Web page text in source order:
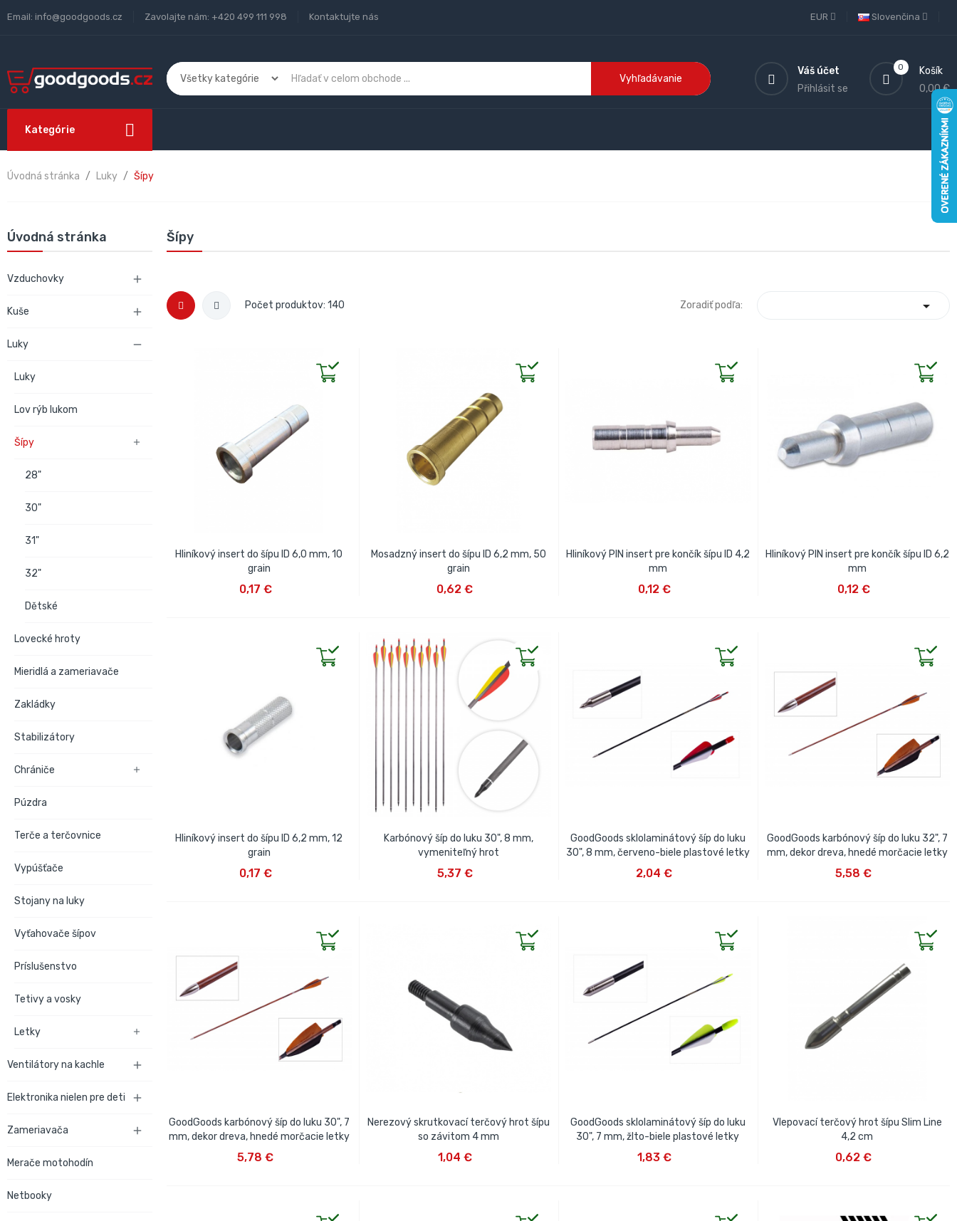
Email: info@goodgoods.cz Zavolajte nám: +420 499 111 998 Kontaktujte nás Slovenčina
EUR
Vyhľadávanie
0
Košík
0,00 €
Váš účet
Přihlásit se
Kategórie
Úvodná stránka Luky Šípy
Úvodná stránka
Vzduchovky 
Kuše 
Luky 
Luky
Lov rýb lukom
Šípy 
28"
30"
31"
32"
Dětské
Lovecké hroty
Mieridlá a zameriavače
Zakládky
Stabilizátory
Chrániče 
Púzdra
Terče a terčovnice
Vypúšťače
Stojany na luky
Vyťahovače šípov
Príslušenstvo
Tetivy a vosky
Letky 
Ventilátory na kachle 
Elektronika nielen pre deti 
Zameriavača 
Merače motohodín
Netbooky
Šípy
Počet produktov: 140 Zoradiť podľa: 
Hliníkový insert do šípu ID 6,0 mm, 10
grain
0,17 €
Mosadzný insert do šípu ID 6,2 mm, 50
grain
0,62 €
Hliníkový PIN insert pre končík šípu ID 4,2
mm
0,12 €
Hliníkový PIN insert pre končík šípu ID 6,2
mm
0,12 €
Hliníkový insert do šípu ID 6,2 mm, 12
grain
0,17 €
Karbónový šíp do luku 30", 8 mm,
vymeniteľný hrot
5,37 €
GoodGoods sklolaminátový šíp do luku
30", 8 mm, červeno-biele plastové letky
2,04 €
GoodGoods karbónový šíp do luku 32", 7
mm, dekor dreva, hnedé morčacie letky
5,58 €
GoodGoods karbónový šíp do luku 30", 7
mm, dekor dreva, hnedé morčacie letky
5,78 €
Nerezový skrutkovací terčový hrot šípu
so závitom 4 mm
1,04 €
GoodGoods sklolaminátový šíp do luku
30", 7 mm, žlto-biele plastové letky
1,83 €
Vlepovací terčový hrot šípu Slim Line
4,2 cm
0,62 €